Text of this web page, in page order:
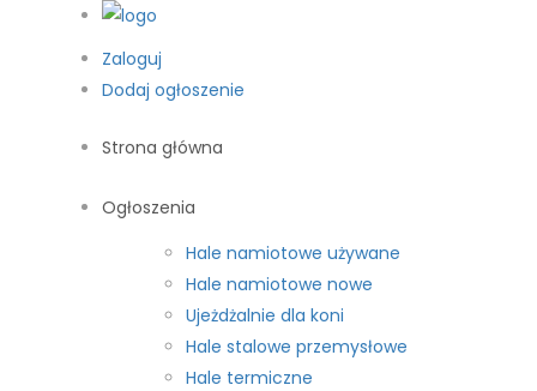
Zaloguj
Dodaj ogłoszenie
Strona główna
Ogłoszenia
Hale namiotowe używane
Hale namiotowe nowe
Ujeżdżalnie dla koni
Hale stalowe przemysłowe
Hale termiczne